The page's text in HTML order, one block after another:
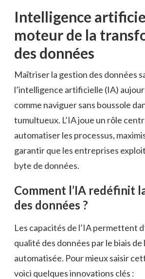
Intelligence
moteur de la
des données
Maîtriser la gestion des données
l’intelligence artificielle (IA)
comme naviguer sans boussole
tumultueux. L’IA joue un rôle
automatiser les processus,
garantir que les entreprises
byte de données.
Comment l’IA redéfinit
des données ?
Les capacités de l’IA permettent
qualité des données par le biais
automatisée. Pour mieux saisir
voici quelques innovations clés :